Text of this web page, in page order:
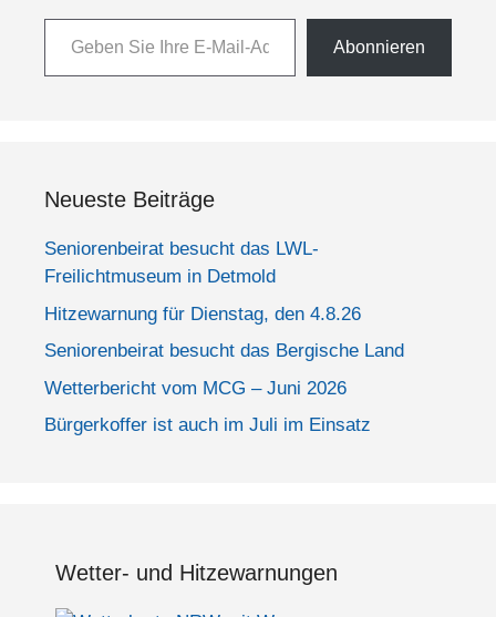
Geben Sie Ihre E-Mail-Adresse ein ...
Abonnieren
Neueste Beiträge
Seniorenbeirat besucht das LWL-
Freilichtmuseum in Detmold
Hitzewarnung für Dienstag, den 4.8.26
Seniorenbeirat besucht das Bergische Land
Wetterbericht vom MCG – Juni 2026
Bürgerkoffer ist auch im Juli im Einsatz
Wetter- und Hitzewarnungen